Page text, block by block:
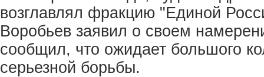
возглавлял фракцию "Единой
Воробьев заявил о своем
сообщил, что ожидает большого
серьезной борьбы.